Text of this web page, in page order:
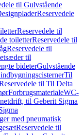
til Gulvstående
Reservedele
Reservedele til
toiletterReservedele til
Reservedele til
til
bideterGulvstående
Til
til Til Delta
ForbrugsmaterialeWC-
til Geberit Sigma
med pneumatisk
Reservedele til